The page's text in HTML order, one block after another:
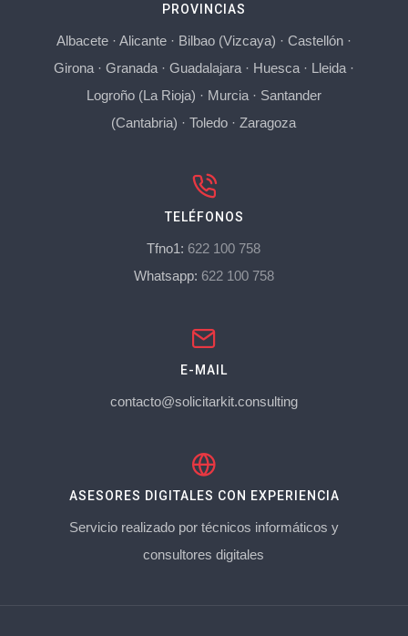
PROVINCIAS
Albacete· Alicante· Bilbao (Vizcaya) · Castellón·
Girona· Granada· Guadalajara· Huesca· Lleida·
Logroño (La Rioja) · Murcia· Santander
(Cantabria) ·Toledo ·Zaragoza
TELÉFONOS
Tfno1: 622 100 758
Whatsapp: 622 100 758
E-MAIL
contacto@solicitarkit.consulting
ASESORES DIGITALES CON EXPERIENCIA
Servicio realizado por técnicos informáticos y
consultores digitales